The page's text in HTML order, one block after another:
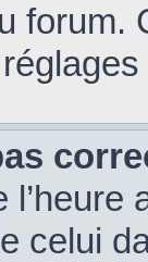
forum.
celui